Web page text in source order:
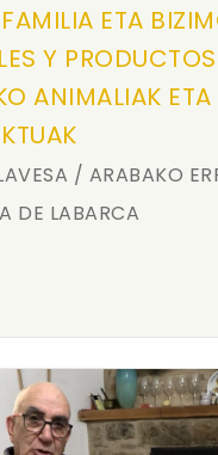
FAMILIA ETA
Y
ANIMALIAK ETA
/ ARABAKO
DE LABARCA